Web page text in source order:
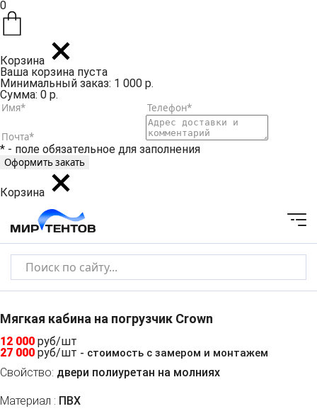
0
Корзина
Ваша корзина пуста
Минимальный заказ: 1 000 р.
Сумма: 0 р.
* - поле обязательное для заполнения
Корзина
Мягкая кабина на погрузчик Crown
12 000 руб/шт
27 000 руб/шт - стоимость с замером и монтажем
Свойство: двери полиуретан на молниях
Материал : ПВХ